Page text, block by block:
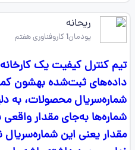
ریحانه
پودمان1 کاروفناوری هفتم
تیم کنترل کیفیت یک
داده‌های ثبت‌شده بهشون
شماره‌سریال محصولات، به
مقدار یعنی این شماره‌سریال